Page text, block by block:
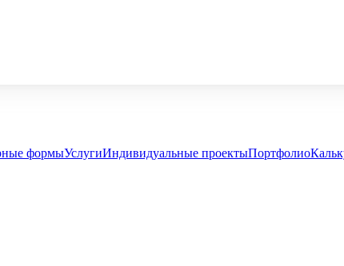
формыУслугиИндивидуальные проектыПортфолио